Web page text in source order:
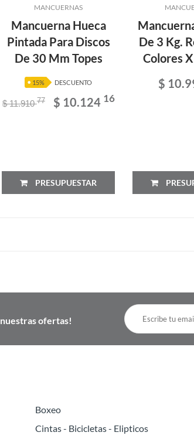
MANCUERNAS
Mancuerna Hueca
Pintada Para Discos
De 30 Mm Topes
15% DESCUENTO
$ 11.91077 $ 10.124 16
PRESUPUESTAR
De 3 Kg.
Colores
$
nuestras ofertas!
Boxeo
Cintas - Bicicletas - Elipticos